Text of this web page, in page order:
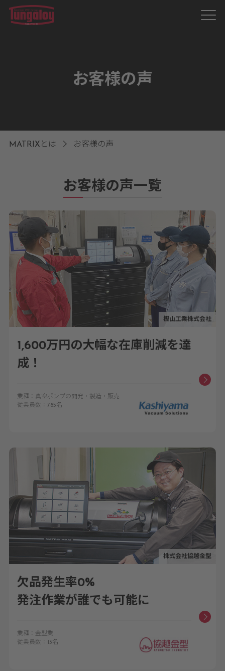
お客様の声
MATRIXとは お客様の声
お客様の声一覧
樫山工業株式会社
1,600万円の大幅な在庫削減を達
成！
業種：真空ポンプの開発・製造・販売
従業員数：785名
株式会社協越金型
欠品発生率0%
発注作業が誰でも可能に
業種：金型業
従業員数：13名